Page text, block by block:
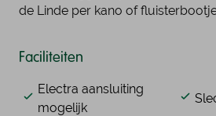
de Linde per kano of
Faciliteiten
Electra aansluiting
mogelijk